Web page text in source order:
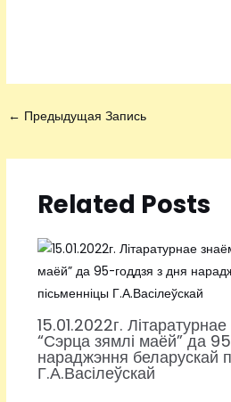
← Предыдущая Запись
Related Posts
15.01.2022г.
“Сэрца зямлі маёй” да
нараджэння беларускай
Г.А.Васілеўскай